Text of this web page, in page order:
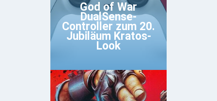
God of War
DualSense-
Controller zum 20.
Jubiläum Kratos-
Look